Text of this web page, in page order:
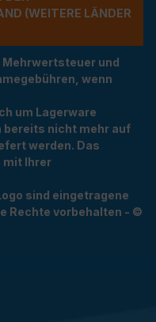
(WEITERE LÄNDER NU
und
wenn
um Lagerware
bereits nicht mehr auf
werden. Das
mit Ihrer
sind eingetragene
Rechte vorbehalten - ©